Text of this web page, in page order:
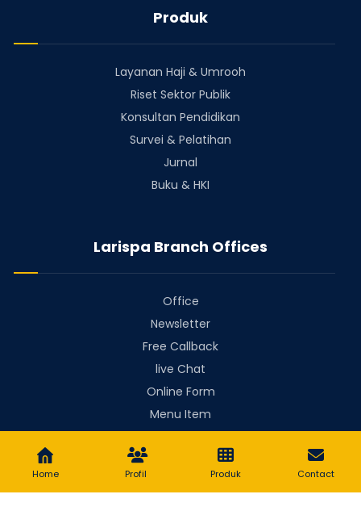
Produk
Layanan Haji & Umrooh
Riset Sektor Publik
Konsultan Pendidikan
Survei & Pelatihan
Jurnal
Buku & HKI
Larispa Branch Offices
Office
Newsletter
Free Callback
live Chat
Online Form
Menu Item
Home Profil Produk Contact